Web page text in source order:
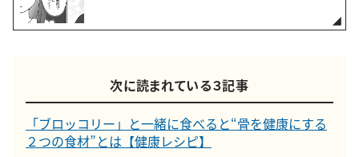
次に読まれている３記事
「ブロッコリー」と一緒に食べると“骨を健康にする
２つの食材”とは【健康レシピ】